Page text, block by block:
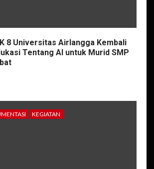
8 Universitas Airlangga Kembali
Tentang AI untuk Murid SMP
KEGIATAN